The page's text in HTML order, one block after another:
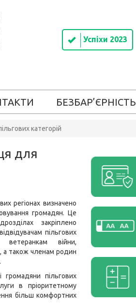
Успіхи 2023
БЕЗБАР’ЄРНІСТЬ
категорій
для
регіонах визначено
громадян. Це
закріплено
пільгових
війни,
а також членам родин
пільгових
в пріоритетному
більш комфортних